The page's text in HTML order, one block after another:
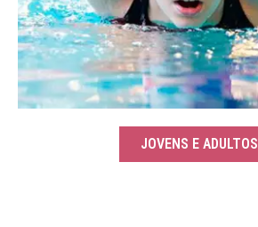
JOVENS E ADULTOS